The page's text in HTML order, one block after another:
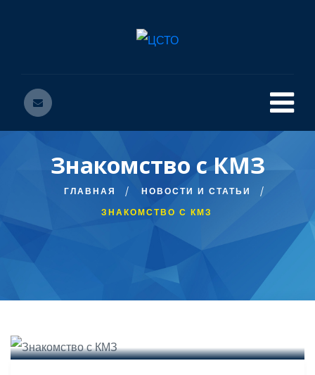
Знакомство с КМЗ
ГЛАВНАЯ
НОВОСТИ И СТАТЬИ
ЗНАКОМСТВО С КМЗ